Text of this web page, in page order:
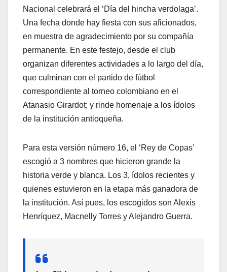
Nacional celebrará el ‘Día del hincha verdolaga’.
Una fecha donde hay fiesta con sus aficionados,
en muestra de agradecimiento por su compañía
permanente. En este festejo, desde el club
organizan diferentes actividades a lo largo del día,
que culminan con el partido de fútbol
correspondiente al torneo colombiano en el
Atanasio Girardot; y rinde homenaje a los ídolos
de la institución antioqueña.
Para esta versión número 16, el ‘Rey de Copas’
escogió a 3 nombres que hicieron grande la
historia verde y blanca. Los 3, ídolos recientes y
quienes estuvieron en la etapa más ganadora de
la institución. Así pues, los escogidos son Alexis
Henríquez, Macnelly Torres y Alejandro Guerra.